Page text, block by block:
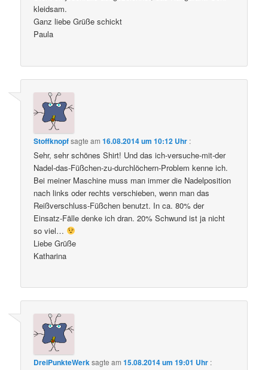
kleidsam.
Ganz liebe Grüße schickt
Paula
Stoffknopfsagte am16.08.2014 um 10:12 Uhr :
Sehr, sehr schönes Shirt! Und das ich-versuche-mit-der
Nadel-das-Füßchen-zu-durchlöchern-Problem kenne ich.
Bei meiner Maschine muss man immer die Nadelposition
nach links oder rechts verschieben, wenn man das
Reißverschluss-Füßchen benutzt. In ca. 80% der
Einsatz-Fälle denke ich dran. 20% Schwund ist ja nicht
so viel…
Liebe Grüße
Katharina
DreiPunkteWerksagte am15.08.2014 um 19:01 Uhr :